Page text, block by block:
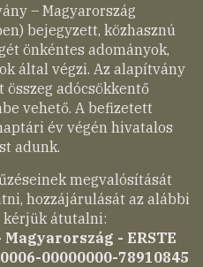
– Magyarország
bejegyzett, közhasznú
önkéntes adományok,
által végzi. Az alapítvány
adócsökkentő
vehető. A befizetett
év végén hivatalos
adunk.
megvalósítását
hozzájárulását az alábbi
kérjük átutalni:
- ERSTE
00000000-78910845